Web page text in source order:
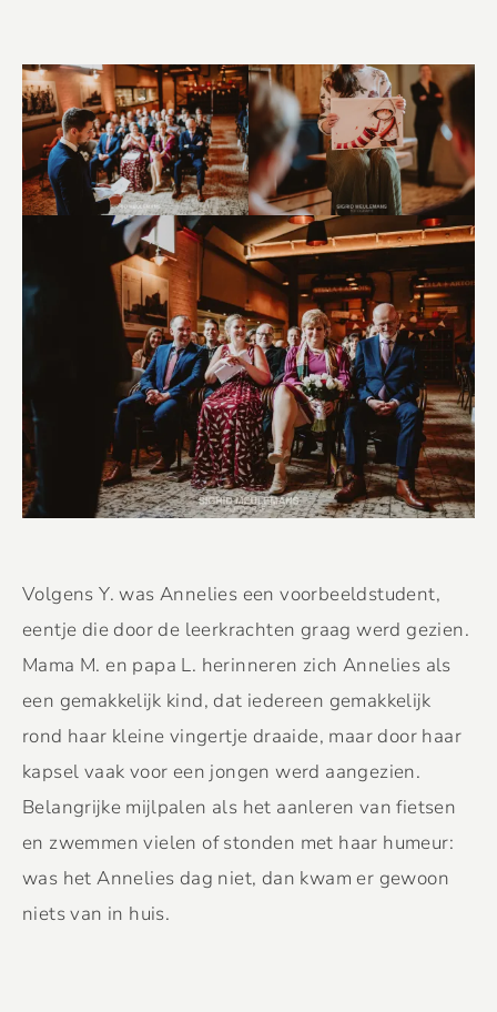
Volgens Y. was Annelies een voorbeeldstudent,
eentje die door de leerkrachten graag werd gezien.
Mama M. en papa L. herinneren zich Annelies als
een gemakkelijk kind, dat iedereen gemakkelijk
rond haar kleine vingertje draaide, maar door haar
kapsel vaak voor een jongen werd aangezien.
Belangrijke mijlpalen als het aanleren van fietsen
en zwemmen vielen of stonden met haar humeur:
was het Annelies dag niet, dan kwam er gewoon
niets van in huis.